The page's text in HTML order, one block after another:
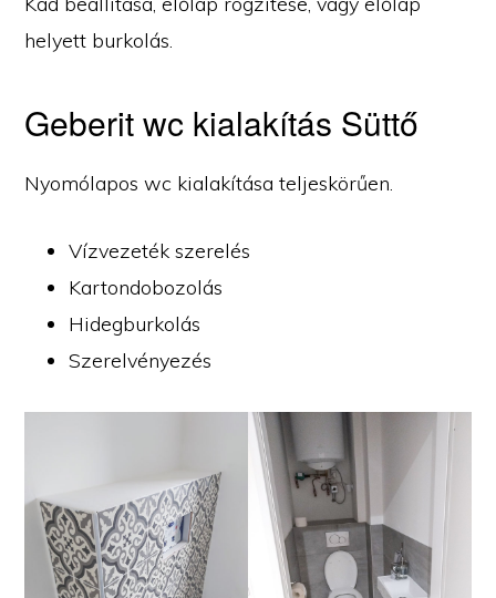
helyett burkolás.
Geberit wc kialakítás Süttő
Nyomólapos wc kialakítása teljeskörűen.
Vízvezeték szerelés
Kartondobozolás
Hidegburkolás
Szerelvényezés